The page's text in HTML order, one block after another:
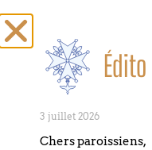
commentaires dessine
interprété comme
souccaest ouverte !
porte d’entrée, afin de
Édito
3 juillet 2026
Chers paroissiens,